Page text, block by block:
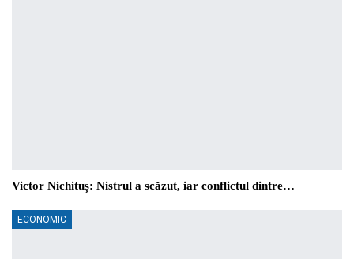
Victor Nichituș: Nistrul a scăzut, iar conflictul dintre…
ECONOMIC